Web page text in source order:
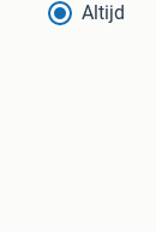
Altijd